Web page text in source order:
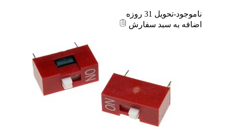
ناموجود-تحویل 31 روزه
اضافه به سبد سفارش